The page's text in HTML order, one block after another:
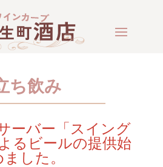
ち飲み
ーバー「スイング
るビールの提供始
ました。